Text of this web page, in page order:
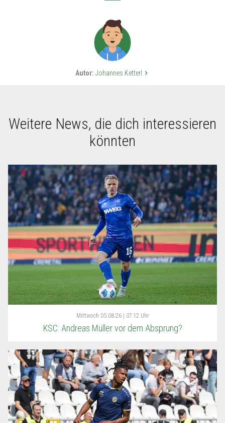
Autor: Johannes Ketterl keyboard_arrow_right
Weitere News, die dich interessieren
könnten
Mittwoch 05.08.26 | 07:12 Uhr
KSC: Andreas Müller vor dem Absprung?